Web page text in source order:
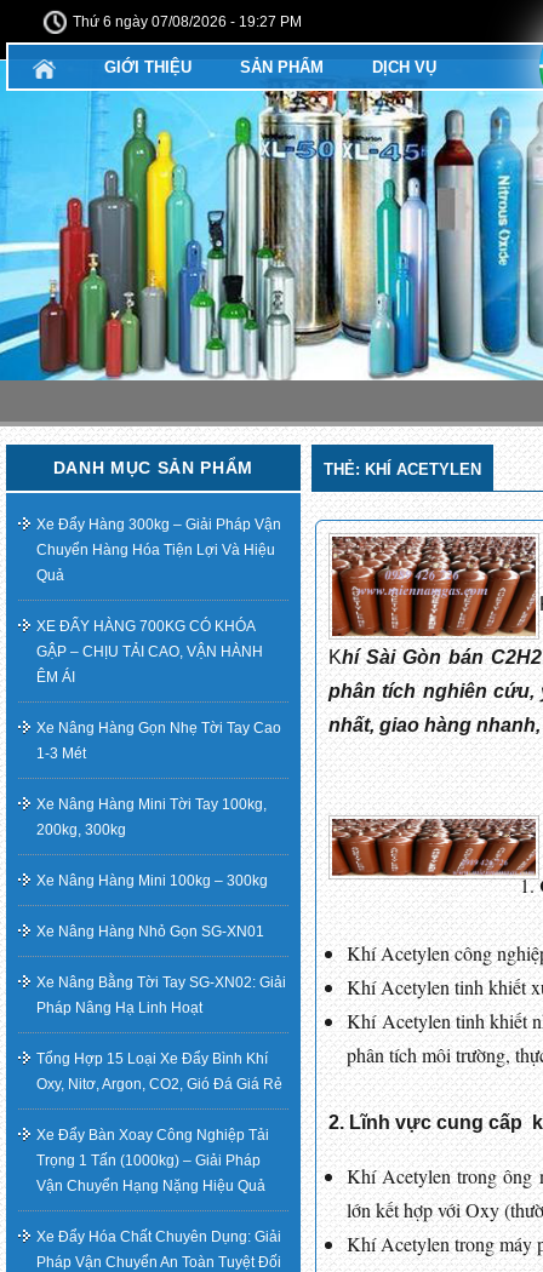
Thứ 6 ngày 07/08/2026 - 19:27 PM
GIỚI THIỆU SẢN PHẨM DỊCH VỤ
THẺ: KHÍ ACETYLEN
Khí Sài Gòn bán
phân tích nghiên cứu,
nhất, giao hàng
Khí Acetylen công
Khí Acetylen tinh khiết
Khí Acetylen tinh khiết
phân tích môi trường,
2. Lĩnh vực cung cấp
Khí Acetylen trong ông
lớn kết hợp với Oxy
Khí Acetylen trong máy
DANH MỤC SẢN PHẨM
Xe Đẩy Hàng 300kg – Giải Pháp Vận
Chuyển Hàng Hóa Tiện Lợi Và Hiệu
Quả
XE ĐẨY HÀNG 700KG CÓ KHÓA
GẬP – CHỊU TẢI CAO, VẬN HÀNH
ÊM ÁI
Xe Nâng Hàng Gọn Nhẹ Tời Tay Cao
1-3 Mét
Xe Nâng Hàng Mini Tời Tay 100kg,
200kg, 300kg
Xe Nâng Hàng Mini 100kg – 300kg
Xe Nâng Hàng Nhỏ Gọn SG-XN01
Xe Nâng Bằng Tời Tay SG-XN02: Giải
Pháp Nâng Hạ Linh Hoạt
Tổng Hợp 15 Loại Xe Đẩy Bình Khí
Oxy, Nitơ, Argon, CO2, Gió Đá Giá Rẻ
Xe Đẩy Bàn Xoay Công Nghiệp Tải
Trọng 1 Tấn (1000kg) – Giải Pháp
Vận Chuyển Hạng Nặng Hiệu Quả
Xe Đẩy Hóa Chất Chuyên Dụng: Giải
Pháp Vận Chuyển An Toàn Tuyệt Đối